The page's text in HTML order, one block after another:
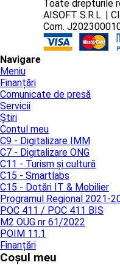
Toate drepturile
AISOFT S.R.L. |
Com.
Navigare
Meniu
Finanțări
Comunicate de presă
Servicii
Știri
Contul meu
C9 - Digitalizare IMM
C7 - Digitalizare ONG
C11 - Turism și cultură
C15 - Smartlabs
C15 - Dotări IT & Mobilier
Programul Regional 2021-
POC 411 / POC 411 BIS
M2 OUG nr 61/2022
POIM 11.1
Finanțări
Coșul meu